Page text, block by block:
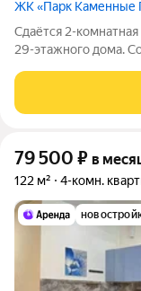
ЖК «Парк Каменные
Сдаётся 2-
29-этажного дома.
оплачиваются
детьми, можно с
79 500 ₽ в
122 м² 4-комн.